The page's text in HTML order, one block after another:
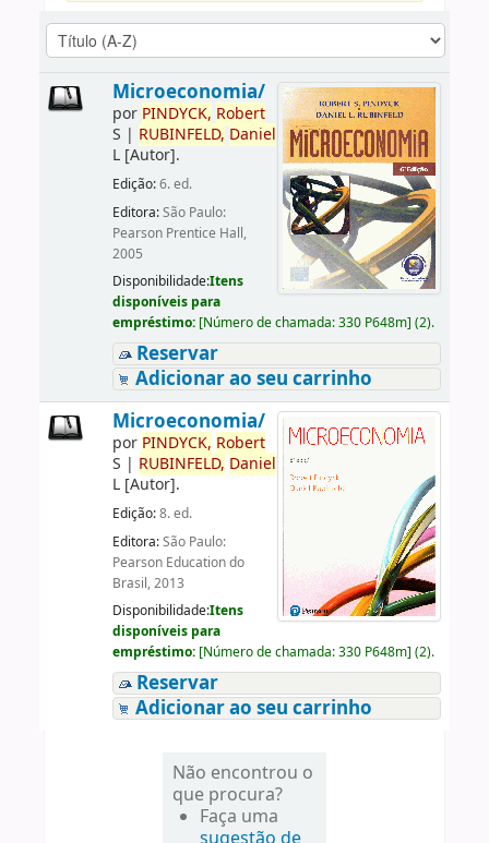
Microeconomia/
por PINDYCK, Robert
S | RUBINFELD, Daniel
L[Autor].
Edição:6. ed.
Editora:São Paulo:
Pearson Prentice Hall,
2005
Disponibilidade:Itens
disponíveis para
empréstimo: [Número de chamada:330 P648m] (2).
Reservar
Adicionar ao seu carrinho
Microeconomia/
por PINDYCK, Robert
S | RUBINFELD, Daniel
L[Autor].
Edição:8. ed.
Editora:São Paulo:
Pearson Education do
Brasil, 2013
Disponibilidade:Itens
disponíveis para
empréstimo: [Número de chamada:330 P648m] (2).
Reservar
Adicionar ao seu carrinho
Não encontrou o
que procura?
Faça uma